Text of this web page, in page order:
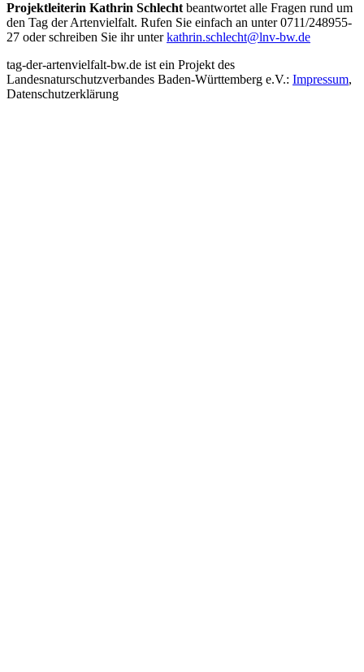
Projektleiterin Kathrin Schlecht beantwortet alle Fragen rund um
den Tag der Artenvielfalt. Rufen Sie einfach an unter 0711/248955-
27 oder schreiben Sie ihr unterkathrin.schlecht@lnv-bw.de
tag-der-artenvielfalt-bw.de ist ein Projekt des
Landesnaturschutzverbandes Baden-Württemberg e.V.: Impressum,
Datenschutzerklärung